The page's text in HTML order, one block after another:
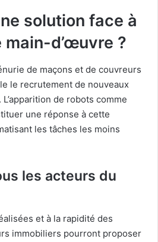
solution face à
main-d’œuvre ?
de maçons et de couvreurs
le recrutement de nouveaux
de robots comme
une réponse à cette
les tâches les moins
les acteurs du
et à la rapidité des
immobiliers pourront proposer